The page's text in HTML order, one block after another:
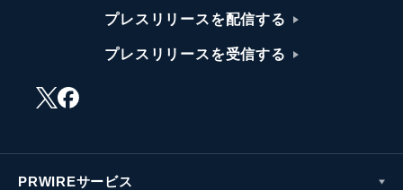
プレスリリースを配信する
プレスリリースを受信する
PRWIREサービス